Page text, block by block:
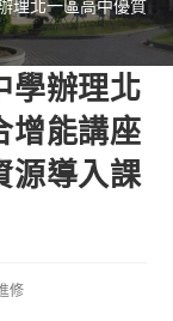
理北一區高中優質
學辦理北
增能講座
源導入課
修